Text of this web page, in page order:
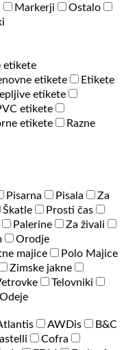
Markerji
Ostalo
etikete
etikete
Etikete
etikete
etikete
etikete
Razne
Pisarna Pisala
Za
Škatle
Prosti čas
Palerine
Za živali
Orodje
majice
Polo Majice
Zimske jakne
Telovniki
Odeje
AWDis
B&C
Cofra